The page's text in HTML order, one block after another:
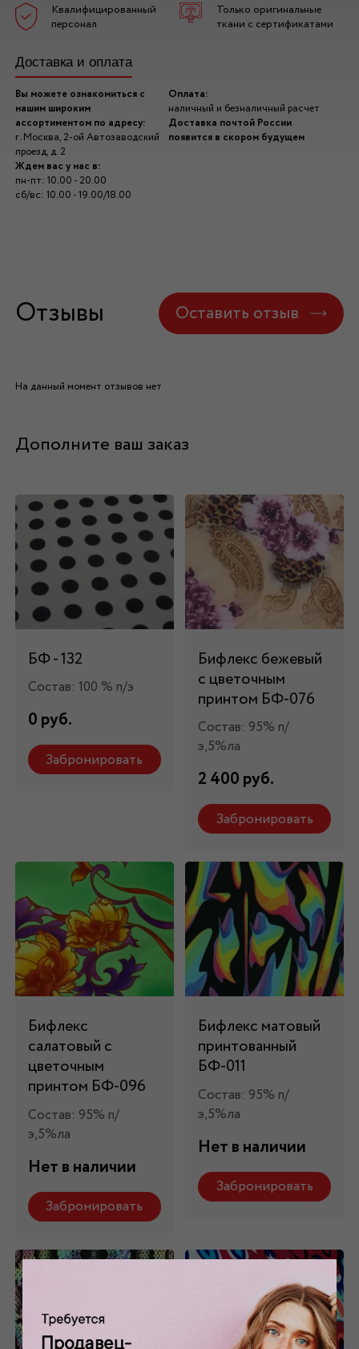
Квалифицированный
персонал
Только оригинальные
ткани с сертификатами
Доставка и оплата
Вы можете ознакомиться с
нашим широким
ассортиментом по адресу:
г. Москва, 2-ой Автозаводский
проезд, д. 2
Ждем вас у нас в:
пн-пт: 10.00 - 20.00
сб/вс: 10.00 - 19.00/18.00
Оплата:
наличный и безналичный расчет
Доставка почтой России
появится в скором будущем
Отзывы Оставить отзыв
На данный момент отзывов нет
Дополните ваш заказ
БФ - 132
Состав: 100 % п/э
0 руб.
Забронировать
Бифлекс бежевый
с цветочным
принтом БФ-076
Состав: 95% п/
э,5%ла
2 400 руб.
Забронировать
Бифлекс
салатовый с
цветочным
принтом БФ-096
Состав: 95% п/
э,5%ла
Нет в наличии
Забронировать
Бифлекс матовый
принтованный
БФ-011
Состав: 95% п/
э,5%ла
Нет в наличии
Забронировать